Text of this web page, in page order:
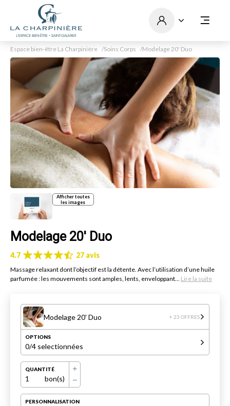
Espace bien-être La Charpinière Soins Corps Modelage 20' Duo
Afficher toutes
les images
Modelage 20' Duo
4.7 27 avis
Massage relaxant dont l’objectif est la détente. Avec l’utilisation d’une huile
parfumée : les mouvements sont amples, lents, enveloppant... Lire la suite
Modelage 20' Duo + 23 OFFRES
OPTIONS
0/4 selectionnées
QUANTITÉ
1 bon(s)
PERSONNALISATION